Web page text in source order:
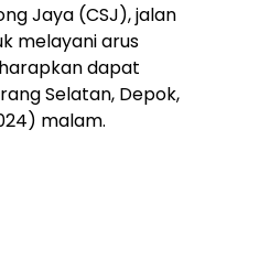
Jaya (CSJ), jalan
melayani arus
dapat
Selatan, Depok,
malam.